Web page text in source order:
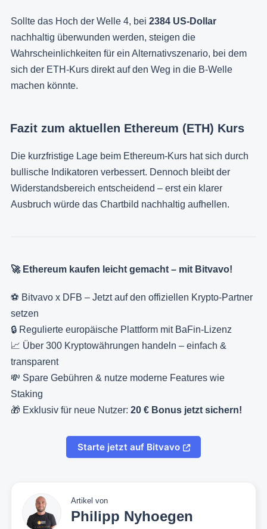
Sollte das Hoch der Welle 4, bei 2384 US-Dollar
nachhaltig überwunden werden, steigen die
Wahrscheinlichkeiten für ein Alternativszenario, bei dem
sich der ETH-Kurs direkt auf den Weg in die B-Welle
machen könnte.
Fazit zum aktuellen Ethereum (ETH) Kurs
Die kurzfristige Lage beim Ethereum-Kurs hat sich durch
bullische Indikatoren verbessert. Dennoch bleibt der
Widerstandsbereich entscheidend – erst ein klarer
Ausbruch würde das Chartbild nachhaltig aufhellen.
🚀 Ethereum kaufen leicht gemacht – mit Bitvavo!
⚽ Bitvavo x DFB – Jetzt auf den offiziellen Krypto-Partner
setzen
🔒 Regulierte europäische Plattform mit BaFin-Lizenz
📈 Über 300 Kryptowährungen handeln – einfach &
transparent
💸 Spare Gebühren & nutze moderne Features wie
Staking
🎁 Exklusiv für neue Nutzer: 20 € Bonus jetzt sichern!
Starte jetzt auf Bitvavo
Artikel von
Philipp Nyhoegen